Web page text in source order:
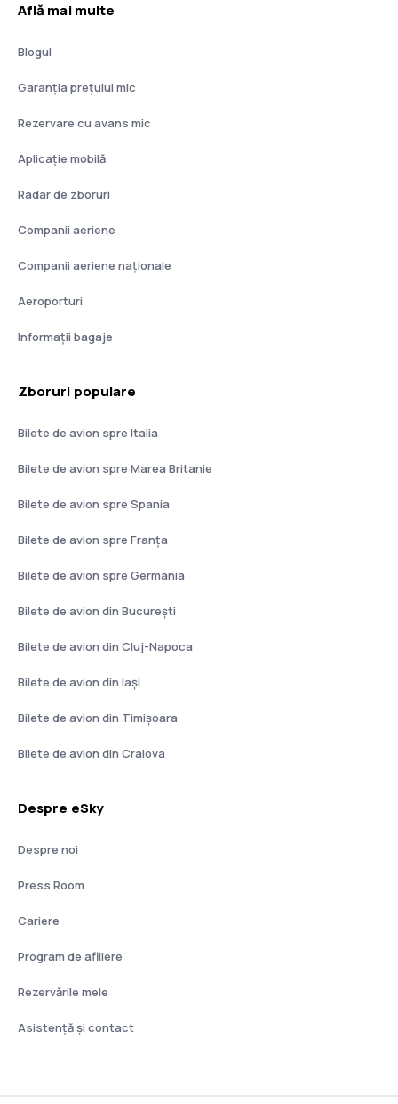
Află mai multe
Blogul
Garanția prețului mic
Rezervare cu avans mic
Aplicație mobilă
Radar de zboruri
Companii aeriene
Companii aeriene naţionale
Aeroporturi
Informații bagaje
Zboruri populare
Bilete de avion spre Italia
Bilete de avion spre Marea Britanie
Bilete de avion spre Spania
Bilete de avion spre Franţa
Bilete de avion spre Germania
Bilete de avion din București
Bilete de avion din Cluj-Napoca
Bilete de avion din Iași
Bilete de avion din Timișoara
Bilete de avion din Craiova
Despre eSky
Despre noi
Press Room
Cariere
Program de afiliere
Rezervările mele
Asistenţă şi contact